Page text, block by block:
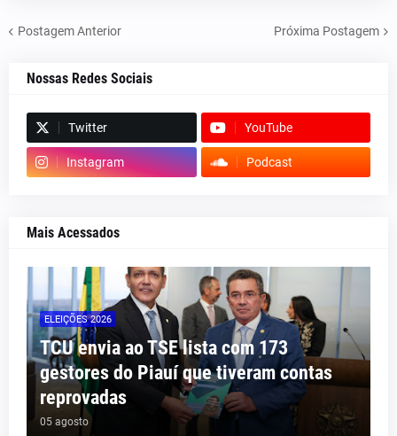
Postagem Anterior Próxima Postagem
Nossas Redes Sociais
Twitter YouTube
Instagram Podcast
Mais Acessados
ELEIÇÕES 2026
TCU envia ao TSE lista com 173
gestores do Piauí que tiveram contas
reprovadas
05 agosto